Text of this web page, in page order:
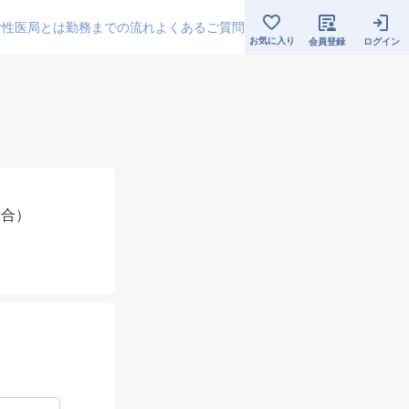
医局とは勤務までの流れよくあるご質問
お気に入り 会員登録 ログイン
）